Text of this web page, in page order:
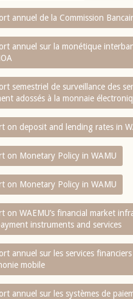
annuel de la Commission
annuel sur la monétique
semestriel de surveillance des
adossés à la monnaie
on deposit and lending rates in
on Monetary Policy in WAMU
on Monetary Policy in WAMU
on WAEMU’s financial market
instruments and services
annuel sur les services
mobile
annuel sur les systèmes de